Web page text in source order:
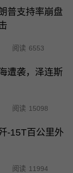
普支持率崩盘
阅读 6553
遭袭，泽连斯
阅读 15098
-15T百公里外
阅读 11994